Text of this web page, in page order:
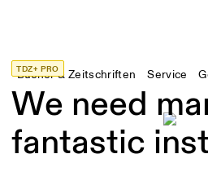
Bücher & Zeitschriften Service
TDZ+ PRO
We need
fantastic